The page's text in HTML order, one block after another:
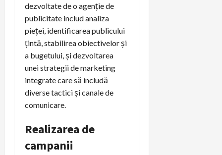
dezvoltate de o agenție de
publicitate includ analiza
pieței, identificarea publicului
țintă, stabilirea obiectivelor și
a bugetului, și dezvoltarea
unei strategii de marketing
integrate care să includă
diverse tactici și canale de
comunicare.
Realizarea de
campanii